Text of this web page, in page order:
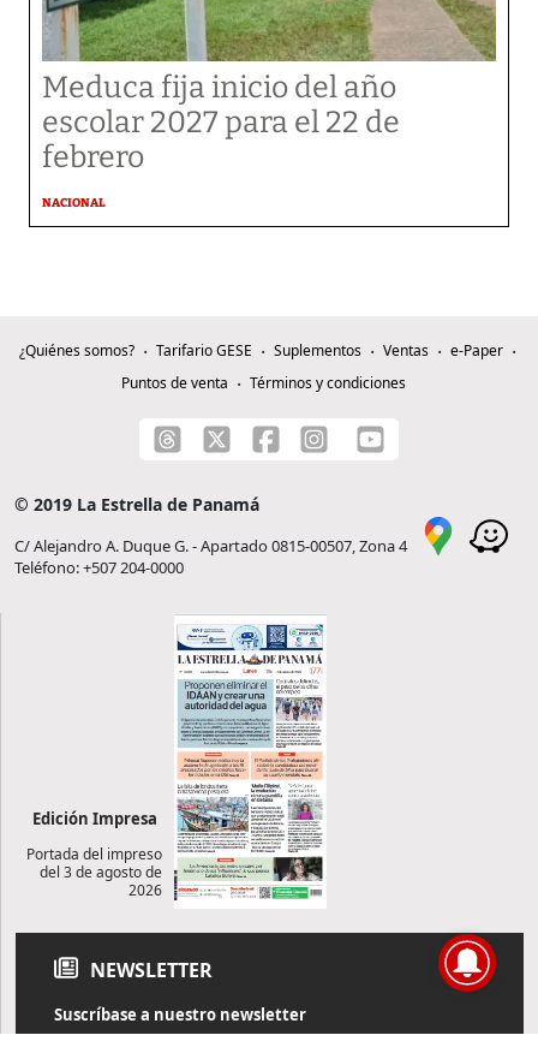
Meduca fija inicio del año
escolar 2027 para el 22 de
febrero
NACIONAL
¿Quiénes somos? Tarifario GESE Suplementos Ventas
e-Paper
Puntos de venta
Términos y condiciones
© 2019 La Estrella de Panamá
C/ Alejandro A. Duque G. - Apartado 0815-00507, Zona 4
Teléfono: +507 204-0000
Edición Impresa
Portada del impreso
del 3 de agosto de
2026
NEWSLETTER
Suscríbase a nuestro newsletter
Reciba diariamente información de actualidad directamente en